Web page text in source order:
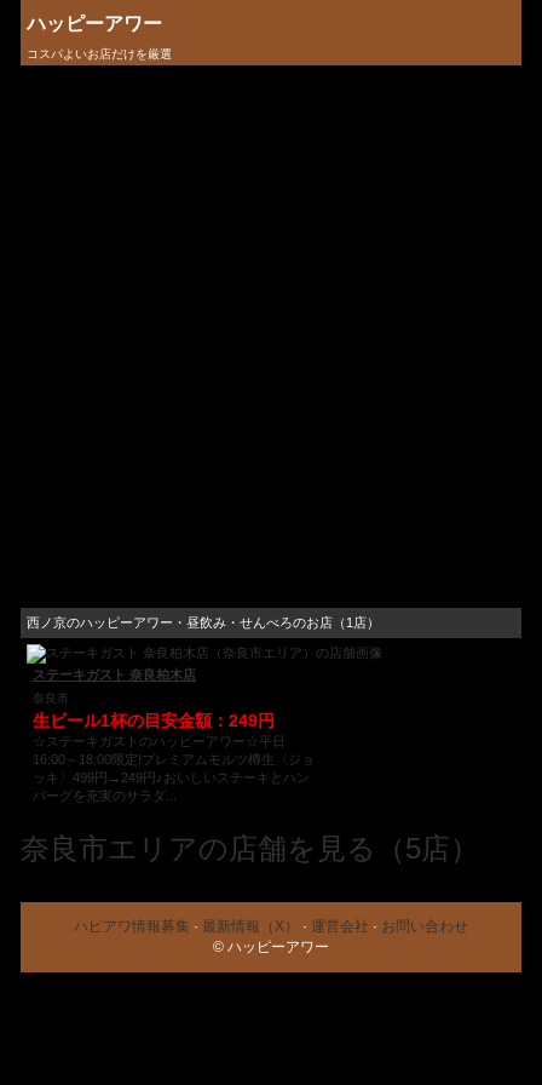
ハッピーアワー
コスパよいお店だけを厳選
西ノ京のハッピーアワー・昼飲み・せんべろのお店（1店）
ステーキガスト 奈良柏木店
奈良市
生ビール1杯の目安金額：249円
☆ステーキガストのハッピーアワー☆平日
16:00～18:00限定!プレミアムモルツ樽生〈ジョ
ッキ〉499円→249円♪おいしいステーキとハン
バーグを充実のサラダ...
奈良市エリアの店舗を見る（5店）
ハピアワ情報募集 · 最新情報（X） · 運営会社 · お問い合わせ
© ハッピーアワー